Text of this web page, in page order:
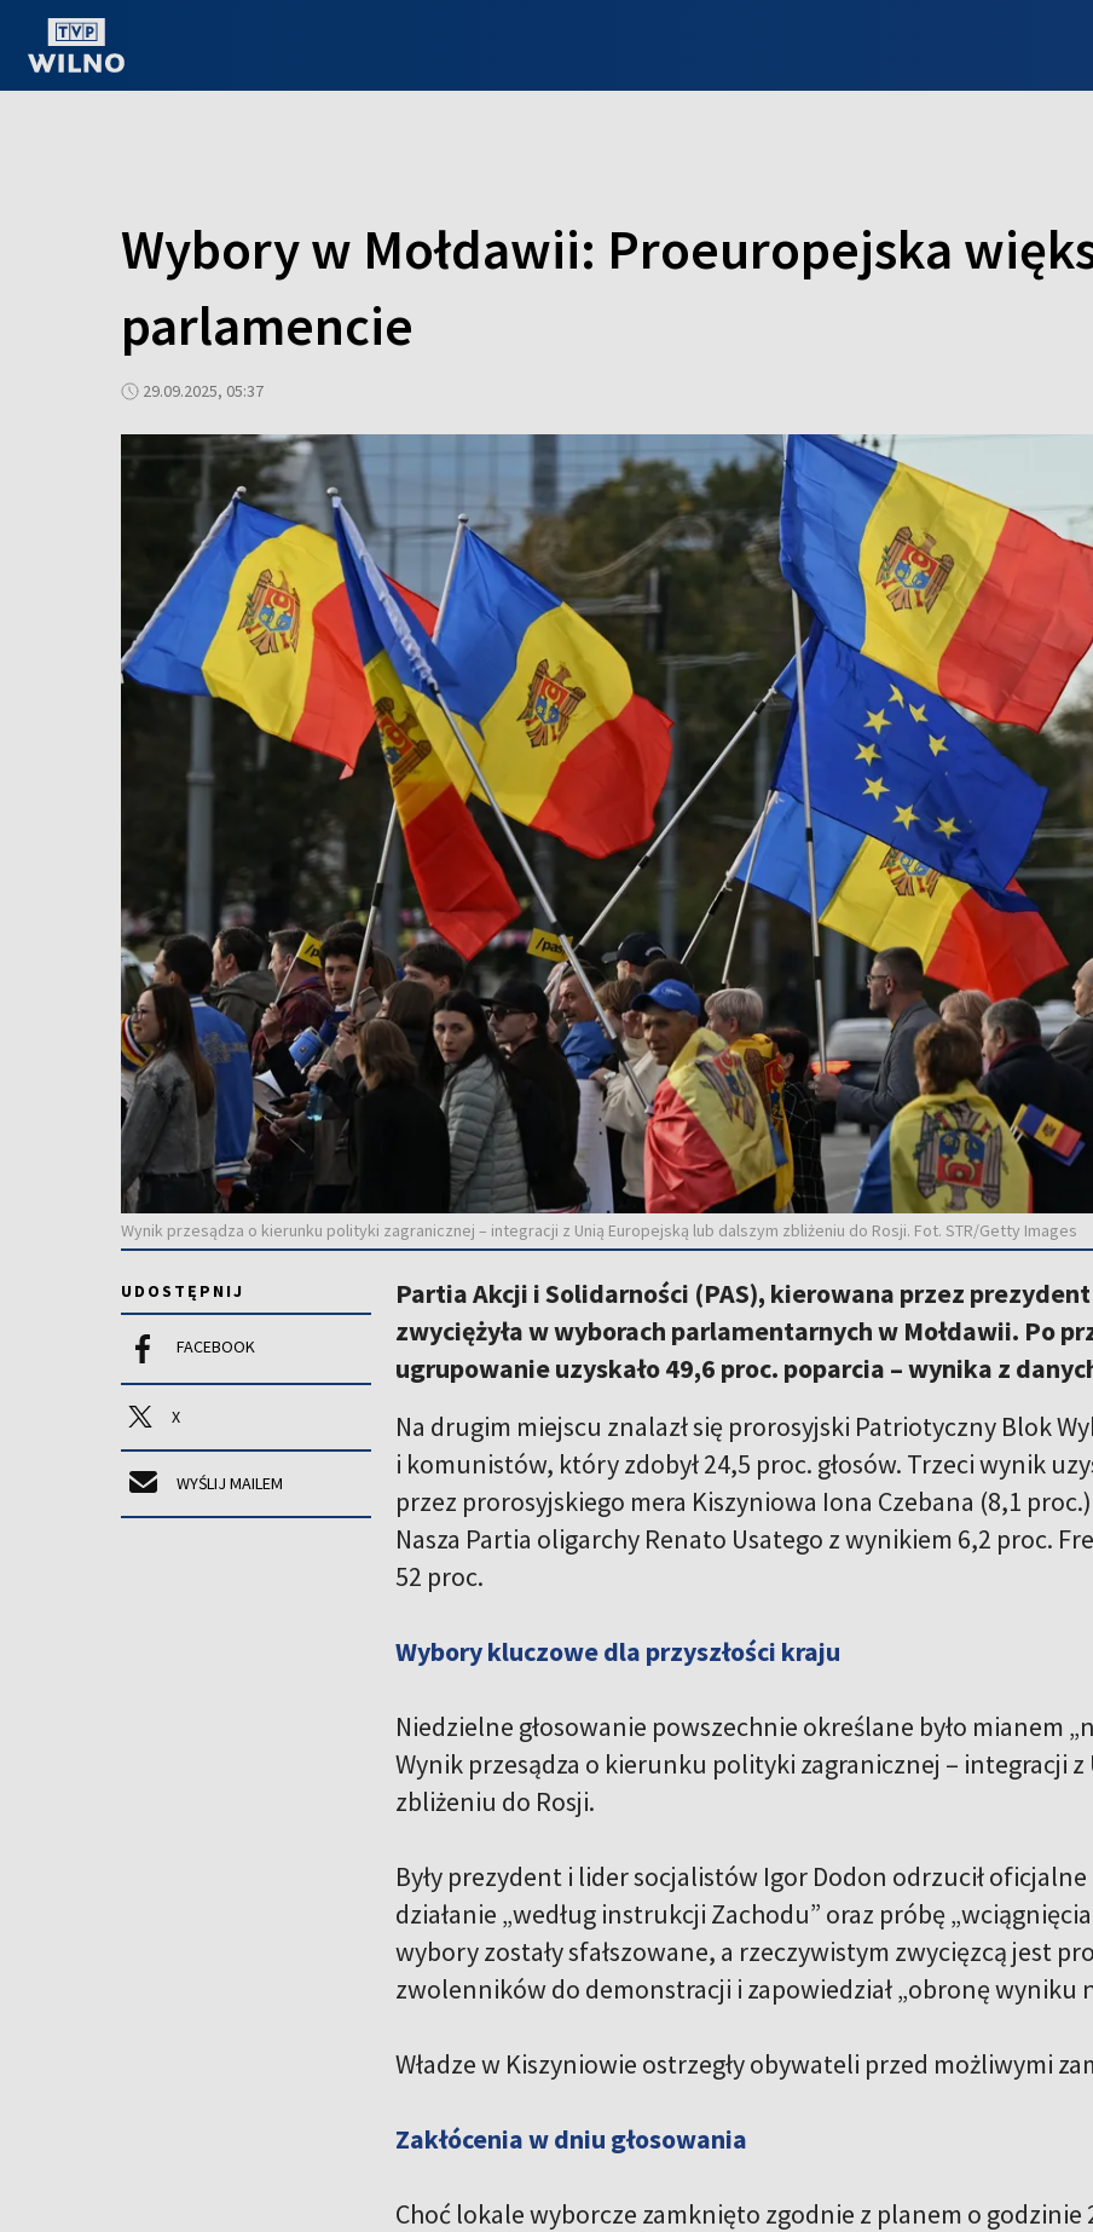
Wybory w Mołdawii: Proeuropejska
parlamencie
29.09.2025, 05:37
Wynik przesądza o kierunku polityki zagranicznej – integracji z Unią Europejską lub dalszym zbliżeniu do Rosji. Fot. STR/Getty Images
UDOSTĘPNIJ
FACEBOOK
X
WYŚLIJ MAILEM
Partia Akcji i Solidarności (PAS), kierowana przez
zwyciężyła w wyborach parlamentarnych w Mołdawii. Po
ugrupowanie uzyskało 49,6 proc. poparcia – wynika z
Na drugim miejscu znalazł się prorosyjski Patriotyczny Blok
i komunistów, który zdobył 24,5 proc. głosów. Trzeci wynik
przez prorosyjskiego mera Kiszyniowa Iona Czebana (8,1
Nasza Partia oligarchy Renato Usatego z wynikiem 6,2 proc.
52 proc.
Wybory kluczowe dla przyszłości kraju
Niedzielne głosowanie powszechnie określane było mianem
Wynik przesądza o kierunku polityki zagranicznej – integracji
zbliżeniu do Rosji.
Były prezydent i lider socjalistów Igor Dodon odrzucił
działanie „według instrukcji Zachodu” oraz próbę
wybory zostały sfałszowane, a rzeczywistym zwycięzcą jest
zwolenników do demonstracji i zapowiedział „obronę wyniku
Władze w Kiszyniowie ostrzegły obywateli przed możliwymi
Zakłócenia w dniu głosowania
Choć lokale wyborcze zamknięto zgodnie z planem o godzinie